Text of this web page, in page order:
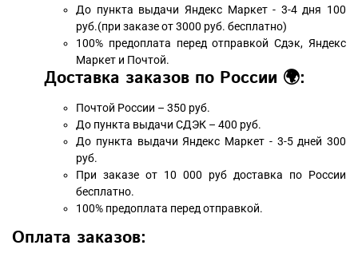
До пункта выдачи Яндекс Маркет - 3-4 дня 100
руб.(при заказе от 3000 руб. бесплатно)
100% предоплата перед отправкой Сдэк, Яндекс
Маркет и Почтой.
Доставка заказов по России 🌍:
Почтой России – 350 руб.
До пункта выдачи СДЭК – 400 руб.
До пункта выдачи Яндекс Маркет - 3-5 дней 300
руб.
При заказе от 10 000 руб доставка по России
бесплатно.
100% предоплата перед отправкой.
Оплата заказов: